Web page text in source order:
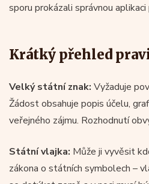
sporu prokázali správnou aplikaci
Krátký přehled
Velký státní znak: Vyžaduje
Žádost obsahuje popis účelu,
veřejného zájmu. Rozhodnutí
Státní vlajka: Může ji vyvěsit
zákona o státních symbolech –